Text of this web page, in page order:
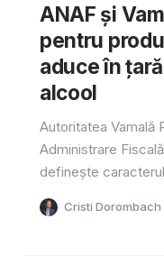
ANAF și
pentru
aduce în
alcool
Autoritatea Vamală
Administrare
definește
Cristi Dorombach